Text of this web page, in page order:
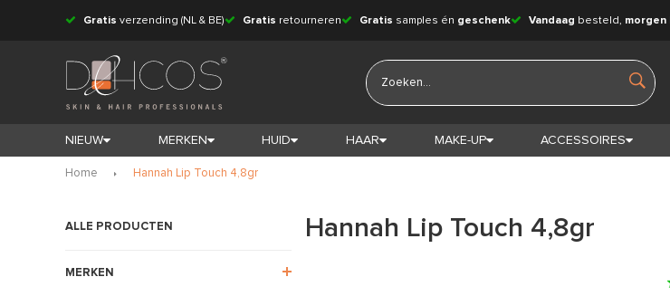
Gratis verzending (NL & BE) Gratis retourneren Gratis samples én geschenk Vandaag besteld, morgen
NIEUW MERKEN HUID HAAR MAKE-UP ACCESSOIRES
Home Hannah Lip Touch 4,8gr
ALLE PRODUCTEN
MERKEN
Hannah Lip Touch 4,8gr